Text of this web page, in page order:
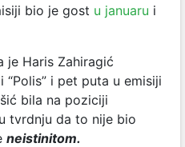
bio je gost u januaru i
je Haris Zahiragić
i pet puta u emisiji
bila na poziciji
tvrdnju da to nije bio
neistinitom.